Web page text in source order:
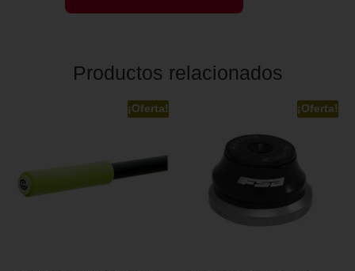
Productos relacionados
¡Oferta! ¡Oferta!